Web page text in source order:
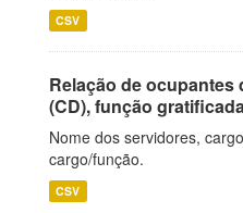
CSV
Relação de ocupantes
(CD), função
Nome dos servidores,
cargo/função.
CSV